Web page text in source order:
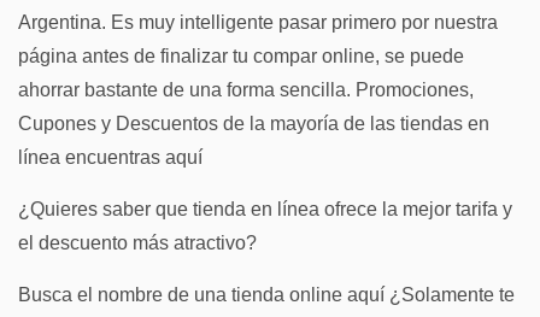
Argentina. Es muy intelligente pasar primero por nuestra
página antes de finalizar tu compar online, se puede
ahorrar bastante de una forma sencilla. Promociones,
Cupones y Descuentos de la mayoría de las tiendas en
línea encuentras aquí
¿Quieres saber que tienda en línea ofrece la mejor tarifa y
el descuento más atractivo?
Busca el nombre de una tienda online aquí ¿Solamente te